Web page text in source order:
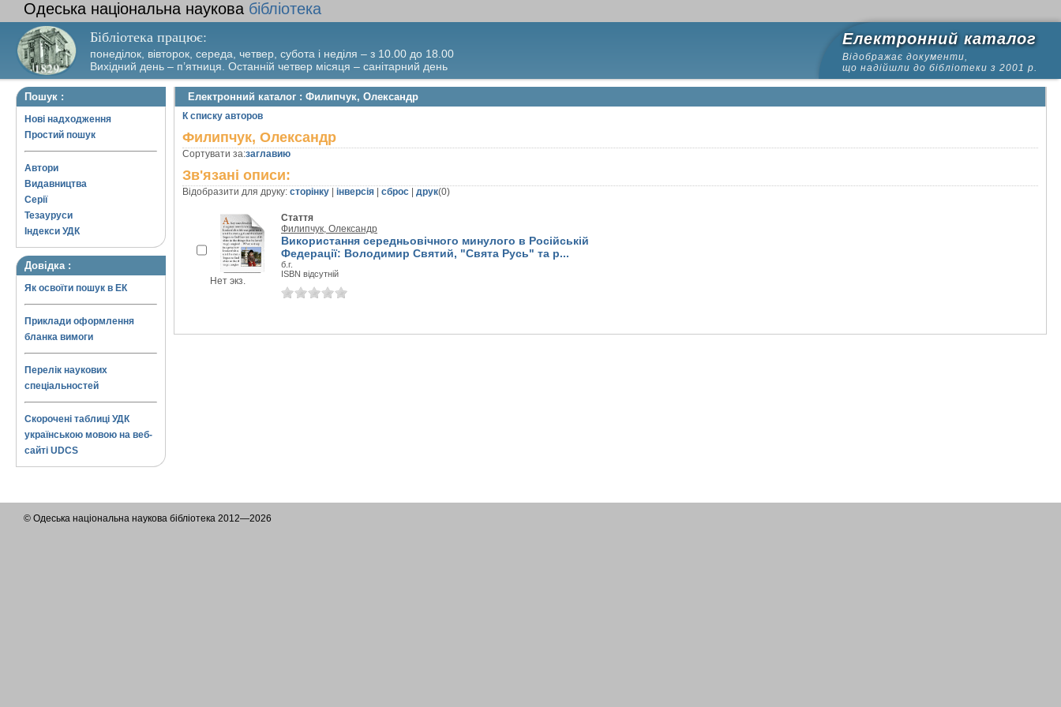
Одеська національна наукова бібліотека
Бібліотека працює:
понеділок, вівторок, середа, четвер, субота і неділя – з 10.00 до 18.00
Вихідний день – п’ятниця. Останній четвер місяця – санітарний день
Електронний каталог
Відображає документи,
що надійшли до бібліотеки з 2001 р.
Пошук :
Нові надходження
Простий пошук
Автори
Видавництва
Серії
Тезауруси
Індекси УДК
Довідка :
Як освоїти пошук в ЕК
Приклади оформлення
бланка вимоги
Перелік наукових
спеціальностей
Скорочені таблиці УДК
українською мовою на веб-
сайті UDCS
Електронний каталог : Филипчук, Олександр
К списку авторов
Филипчук, Олександр
Сортувати за:заглавию
Зв'язані описи:
Відобразити для друку: сторінку інверсія сброс друк(0)
Нет экз.
Стаття
Филипчук, Олександр
Використання середньовічного минулого в Російській
Федерації: Володимир Святий, "Свята Русь" та р...
б.г.
ISBN відсутній
© Одеська національна наукова бібліотека 2012—2026